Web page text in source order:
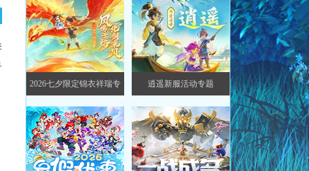
2026七夕限定锦衣祥瑞专
题
逍遥新服活动专题